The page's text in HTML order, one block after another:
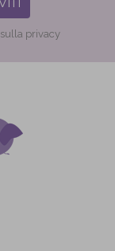
privacy